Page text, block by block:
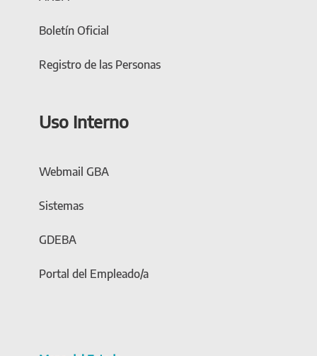
Boletín Oficial
Registro de las Personas
Uso Interno
Webmail GBA
Sistemas
GDEBA
Portal del Empleado/a